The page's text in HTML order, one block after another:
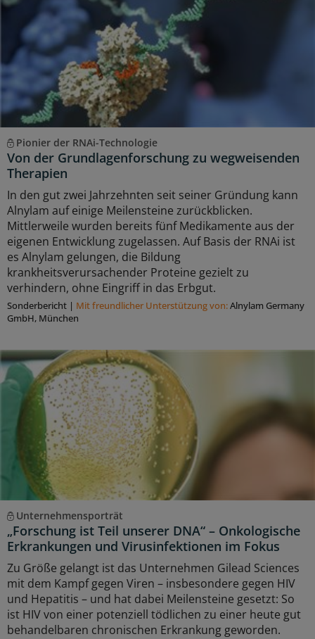
Pionier der RNAi-Technologie
Von der Grundlagenforschung zu wegweisenden
Therapien
In den gut zwei Jahrzehnten seit seiner Gründung kann
Alnylam auf einige Meilensteine zurückblicken.
Mittlerweile wurden bereits fünf Medikamente aus der
eigenen Entwicklung zugelassen. Auf Basis der RNAi ist
es Alnylam gelungen, die Bildung
krankheitsverursachender Proteine gezielt zu
verhindern, ohne Eingriff in das Erbgut.
Sonderbericht | Mit freundlicher Unterstützung von:Alnylam Germany
GmbH, München
Unternehmensporträt
„Forschung ist Teil unserer DNA“ – Onkologische
Erkrankungen und Virusinfektionen im Fokus
Zu Größe gelangt ist das Unternehmen Gilead Sciences
mit dem Kampf gegen Viren – insbesondere gegen HIV
und Hepatitis – und hat dabei Meilensteine gesetzt: So
ist HIV von einer potenziell tödlichen zu einer heute gut
behandelbaren chronischen Erkrankung geworden.